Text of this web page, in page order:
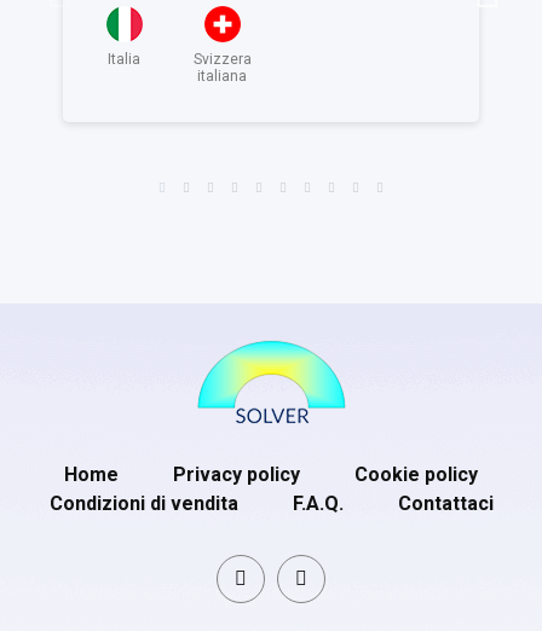
Italia
Svizzera
italiana
Home Privacy policy
Cookie policy
Condizioni di vendita
F.A.Q. Contattaci